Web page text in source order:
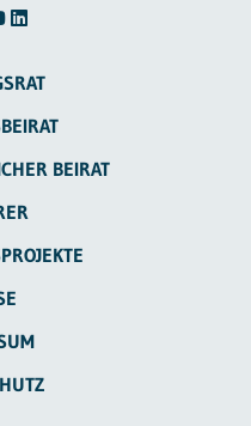
BEIRAT